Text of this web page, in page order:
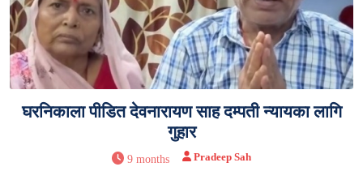
घरनिकाला पीडित देवनारायण साह दम्पती न्यायका लागि
गुहार
9 months Pradeep Sah